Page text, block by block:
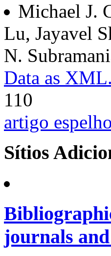
Michael J.
Lu, Jayavel
N.
Data as XML.
110
artigo espelho
Sítios
journals